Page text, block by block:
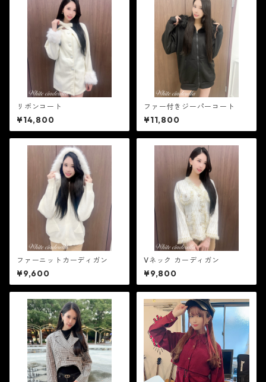
リボンコート
¥14,800
ファー付きジーパーコート
¥11,800
ファーニットカーディガン
¥9,600
Vネック カーディガン
¥9,800